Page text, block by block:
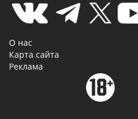
О нас
Карта сайта
Реклама